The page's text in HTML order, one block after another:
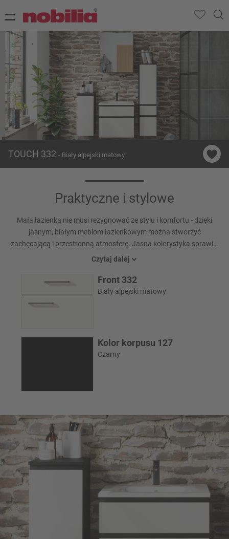
TOUCH 332 - Biały alpejski matowy
Praktyczne i stylowe
Mała łazienka nie musi rezygnować ze stylu i komfortu - dzięki
jasnym, białym meblom łazienkowym można stworzyć
zachęcającą i przestronną atmosferę. Jasna kolorystyka sprawia,
że nawet najmniejsze pomieszczenie wydaje się większe i nadaje
Czytaj dalej
Front 332
Biały alpejski matowy
Kolor korpusu 127
Czarny